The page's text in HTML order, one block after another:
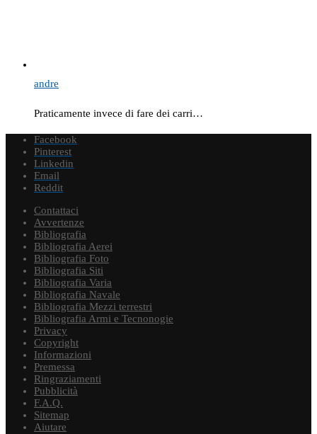
andre
Praticamente invece di fare dei carri…
Facebook
Pinterest
Linkedin
Email
Reddit
Contattaci
Avvertenze
Bibliografia
Bibliografia Aerei
Bibliografia Foto
Bibliografia Siti
Bibliografia Varia
Bibliografia Navale
Bibliografia Mezzi terrestri
Bibliografia Armi e Tecnonogie
Privacy
Copyright
Informazioni
Premessa
Ringraziamenti
Pubblicità
F.A.Q.
Sitemap
Aiutare